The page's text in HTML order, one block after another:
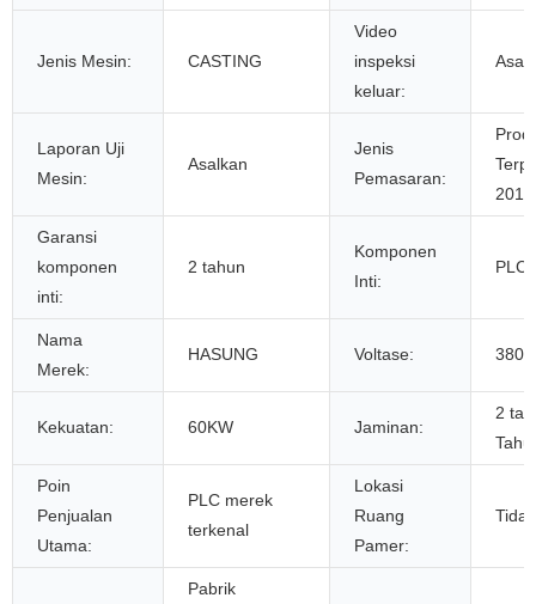
Jenis Mesin: CASTING
Video
inspeksi
keluar:
Laporan Uji
Mesin:
Asalkan
Jenis
Pemasaran:
2019
Garansi
komponen
inti:
2 tahun
Komponen
Inti:
Nama
Merek:
HASUNG Voltase:
Kekuatan: 60KW Jaminan:
2
Poin
Penjualan
Utama:
PLC merek
terkenal
Lokasi
Ruang
Pamer:
Pabrik